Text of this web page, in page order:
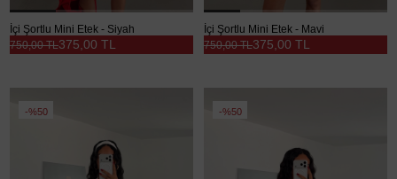
İçi Şortlu Mini Etek - Siyah
375,00 TL
750,00 TL
İçi Şortlu Mini Etek - Mavi
375,00 TL
750,00 TL
%50 %50